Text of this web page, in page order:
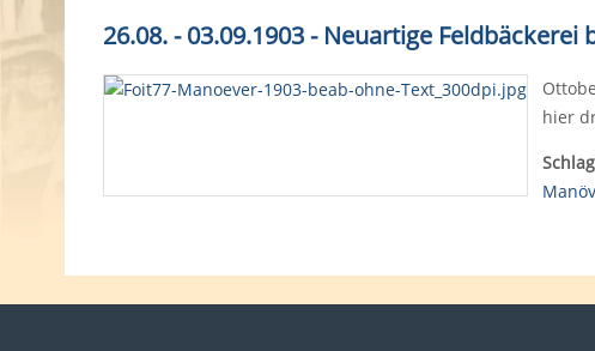
e
26.08. - 03.09.1903 - Neuartige
hier